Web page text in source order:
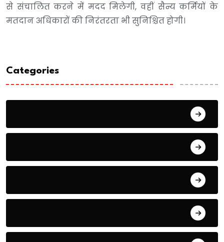
से संचालित करने में मदद मिलेगी, वहीं सैन्य कर्मियों के
मतदान अधिकारों की निरंतरता भी सुनिश्चित होगी।
Categories